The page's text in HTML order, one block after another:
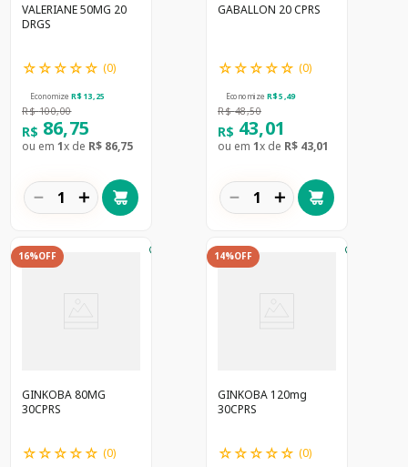
VALERIANE 50MG 20
DRGS
☆☆☆☆☆ (0)
Economize R$ 13,25
R$ 100,00
R$ 86,75
ou em 1x de R$ 86,75
＋
－
GABALLON 20 CPRS
☆☆☆☆☆ (0)
Economize R$ 5,49
R$ 48,50
R$ 43,01
ou em 1x de R$ 43,01
＋
－
16%OFF
GINKOBA 80MG
30CPRS
☆☆☆☆☆ (0)
14%OFF
GINKOBA 120mg
30CPRS
☆☆☆☆☆ (0)